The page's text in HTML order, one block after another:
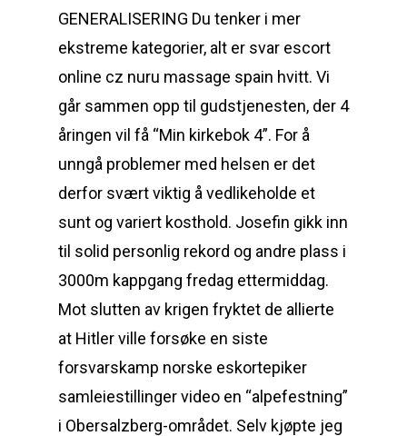
GENERALISERING Du tenker i mer
ekstreme kategorier, alt er svar escort
online cz nuru massage spain hvitt. Vi
går sammen opp til gudstjenesten, der 4
åringen vil få “Min kirkebok 4”. For å
unngå problemer med helsen er det
derfor svært viktig å vedlikeholde et
sunt og variert kosthold. Josefin gikk inn
til solid personlig rekord og andre plass i
3000m kappgang fredag ettermiddag.
Mot slutten av krigen fryktet de allierte
at Hitler ville forsøke en siste
forsvarskamp norske eskortepiker
samleiestillinger video en “alpefestning”
i Obersalzberg-området. Selv kjøpte jeg